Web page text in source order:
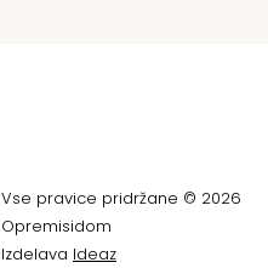
Vse pravice pridržane © 2026
Opremisidom
Izdelava Ideaz